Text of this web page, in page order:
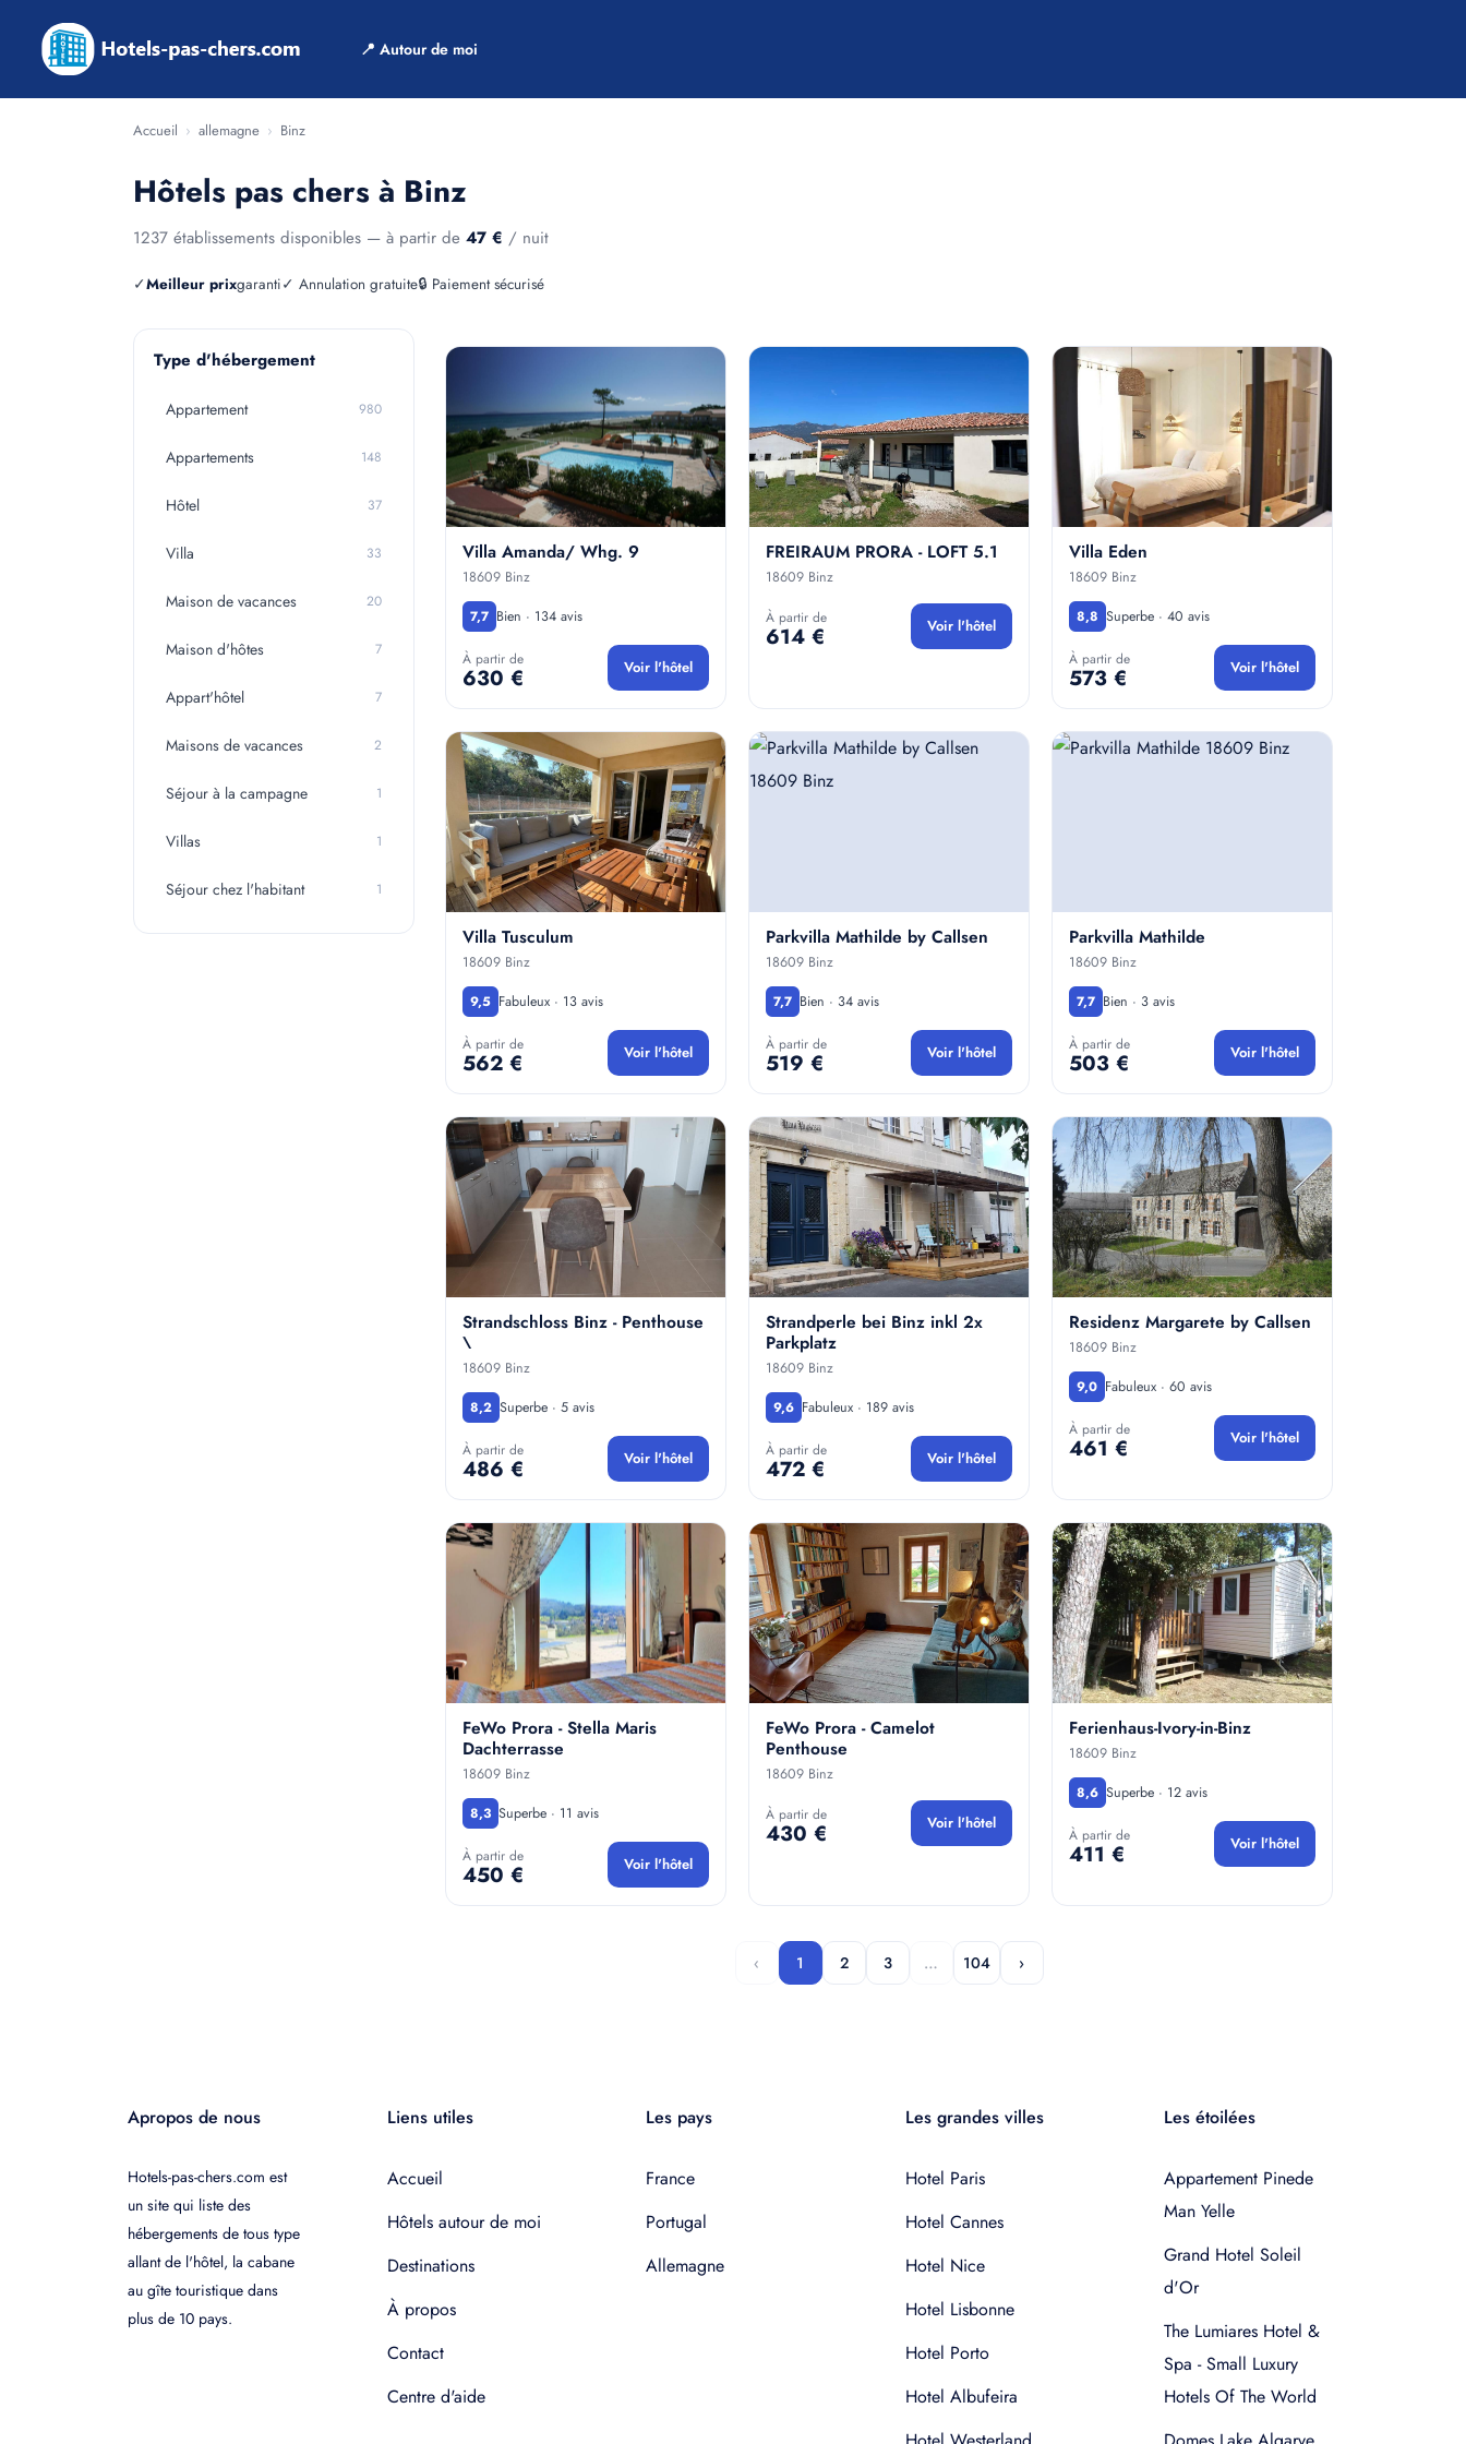
📍 Autour de moi
Accueil › allemagne › Binz
Hôtels pas chers à Binz
1237 établissements disponibles — à partir de 47 € / nuit
✓Meilleur prixgaranti✓ Annulation gratuite🔒 Paiement sécurisé
Type d'hébergement
Appartement 980
Appartements 148
Hôtel 37
Villa 33
Maison de vacances 20
Maison d'hôtes 7
Appart'hôtel 7
Maisons de vacances 2
Séjour à la campagne 1
Villas 1
Séjour chez l'habitant 1
Villa Amanda/ Whg. 9
18609 Binz
7,7 Bien · 134 avis
À partir de
630 € Voir l'hôtel
FREIRAUM PRORA - LOFT 5.1
18609 Binz
À partir de
614 € Voir l'hôtel
Villa Eden
18609 Binz
8,8 Superbe · 40 avis
À partir de
573 € Voir l'hôtel
Villa Tusculum
18609 Binz
9,5 Fabuleux · 13 avis
À partir de
562 € Voir l'hôtel
Parkvilla Mathilde by Callsen
18609 Binz
7,7 Bien · 34 avis
À partir de
519 € Voir l'hôtel
Parkvilla Mathilde
18609 Binz
7,7 Bien · 3 avis
À partir de
503 € Voir l'hôtel
Strandschloss Binz - Penthouse
\
18609 Binz
8,2 Superbe · 5 avis
À partir de
486 € Voir l'hôtel
Strandperle bei Binz inkl 2x
Parkplatz
18609 Binz
9,6 Fabuleux · 189 avis
À partir de
472 € Voir l'hôtel
Residenz Margarete by Callsen
18609 Binz
9,0 Fabuleux · 60 avis
À partir de
461 € Voir l'hôtel
FeWo Prora - Stella Maris
Dachterrasse
18609 Binz
8,3 Superbe · 11 avis
À partir de
450 € Voir l'hôtel
FeWo Prora - Camelot
Penthouse
18609 Binz
À partir de
430 € Voir l'hôtel
Ferienhaus-Ivory-in-Binz
18609 Binz
8,6 Superbe · 12 avis
À partir de
411 € Voir l'hôtel
‹ 1 2 3 … 104 ›
Apropos de nous
Hotels-pas-chers.com est
un site qui liste des
hébergements de tous type
allant de l'hôtel, la cabane
au gîte touristique dans
plus de 10 pays.
Liens utiles
Accueil
Hôtels autour de moi
Destinations
À propos
Contact
Centre d'aide
Les pays
France
Portugal
Allemagne
Les grandes villes
Hotel Paris
Hotel Cannes
Hotel Nice
Hotel Lisbonne
Hotel Porto
Hotel Albufeira
Les étoilées
Appartement Pinede
Man Yelle
Grand Hotel Soleil
d'Or
The Lumiares Hotel &
Spa - Small Luxury
Hotels Of The World